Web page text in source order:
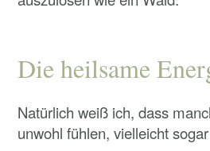
Die heilsame
Natürlich weiß ich, dass
unwohl fühlen, vielleicht